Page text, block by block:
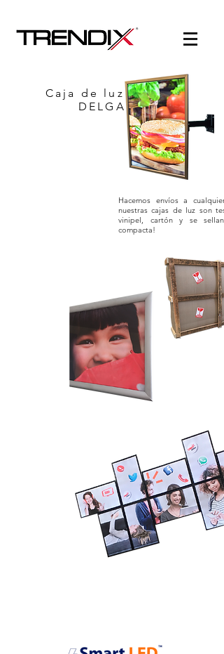
Caja de luz ULTRA-
DELGADA
Hacemos envíos a
nuestras cajas de luz son
vinipel, cartón y se
compacta!